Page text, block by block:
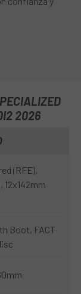
2026
(RFE),
12x142mm
Boot, FACT